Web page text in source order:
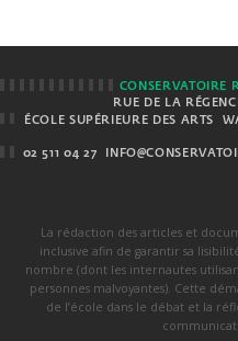
CONSERVATOIRE
RUE DE LA
ÉCOLE SUPÉRIEURE DES ARTS
02 511 04 27
La rédaction des articles et
inclusive afin de garantir sa
nombre (dont les internautes
personnes malvoyantes). Cette
de l’école dans le débat et la